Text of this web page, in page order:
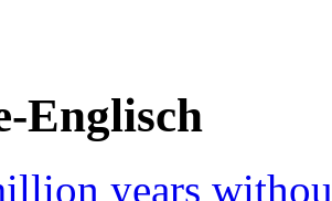
Englisch
years